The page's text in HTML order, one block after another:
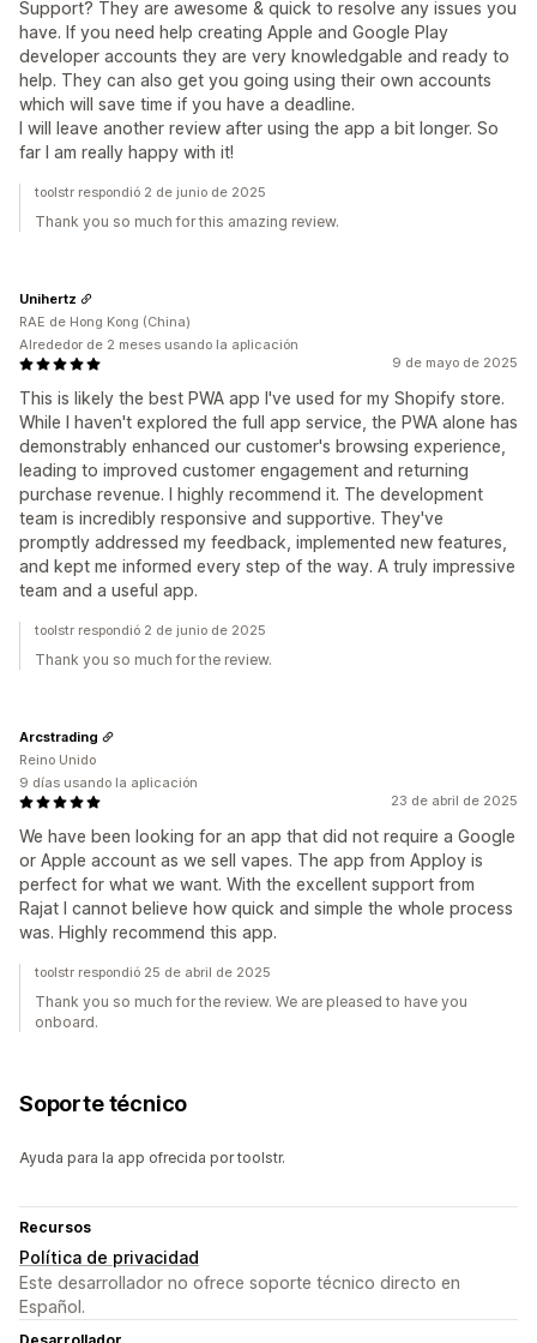
Support? They are awesome & quick to resolve any issues you
have. If you need help creating Apple and Google Play
developer accounts they are very knowledgable and ready to
help. They can also get you going using their own accounts
which will save time if you have a deadline.
I will leave another review after using the app a bit longer. So
far I am really happy with it!
toolstr respondió 2 de junio de 2025
Thank you so much for this amazing review.
9 de mayo de 2025
This is likely the best PWA app I've used for my Shopify store.
While I haven't explored the full app service, the PWA alone has
demonstrably enhanced our customer's browsing experience,
leading to improved customer engagement and returning
purchase revenue. I highly recommend it. The development
team is incredibly responsive and supportive. They've
promptly addressed my feedback, implemented new features,
and kept me informed every step of the way. A truly impressive
team and a useful app.
Unihertz
RAE de Hong Kong (China)
Alrededor de 2 meses usando la aplicación
toolstr respondió 2 de junio de 2025
Thank you so much for the review.
23 de abril de 2025
We have been looking for an app that did not require a Google
or Apple account as we sell vapes. The app from Apploy is
perfect for what we want. With the excellent support from
Rajat I cannot believe how quick and simple the whole process
was. Highly recommend this app.
Arcstrading
Reino Unido
9 días usando la aplicación
toolstr respondió 25 de abril de 2025
Thank you so much for the review. We are pleased to have you
onboard.
Soporte técnico
Ayuda para la app ofrecida por toolstr.
Recursos
Política de privacidad
Este desarrollador no ofrece soporte técnico directo en
Español.